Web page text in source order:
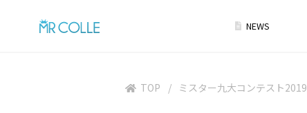
NEWS
TOP ミスター九大コンテスト2019